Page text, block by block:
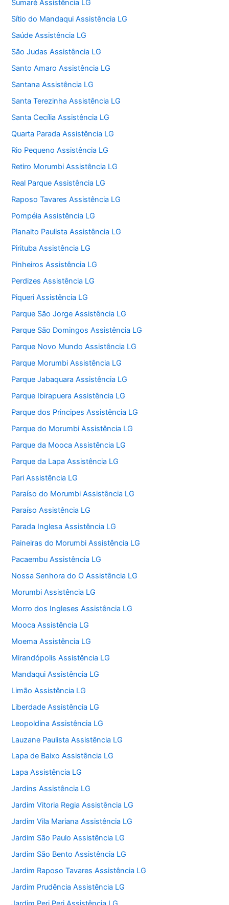
Sumaré Assistência LG
Sítio do Mandaqui Assistência LG
Saúde Assistência LG
São Judas Assistência LG
Santo Amaro Assistência LG
Santana Assistência LG
Santa Terezinha Assistência LG
Santa Cecília Assistência LG
Quarta Parada Assistência LG
Rio Pequeno Assistência LG
Retiro Morumbi Assistência LG
Real Parque Assistência LG
Raposo Tavares Assistência LG
Pompéia Assistência LG
Planalto Paulista Assistência LG
Pirituba Assistência LG
Pinheiros Assistência LG
Perdizes Assistência LG
Piqueri Assistência LG
Parque São Jorge Assistência LG
Parque São Domingos Assistência LG
Parque Novo Mundo Assistência LG
Parque Morumbi Assistência LG
Parque Jabaquara Assistência LG
Parque Ibirapuera Assistência LG
Parque dos Principes Assistência LG
Parque do Morumbi Assistência LG
Parque da Mooca Assistência LG
Parque da Lapa Assistência LG
Pari Assistência LG
Paraíso do Morumbi Assistência LG
Paraíso Assistência LG
Parada Inglesa Assistência LG
Paineiras do Morumbi Assistência LG
Pacaembu Assistência LG
Nossa Senhora do O Assistência LG
Morumbi Assistência LG
Morro dos Ingleses Assistência LG
Mooca Assistência LG
Moema Assistência LG
Mirandópolis Assistência LG
Mandaqui Assistência LG
Limão Assistência LG
Liberdade Assistência LG
Leopoldina Assistência LG
Lauzane Paulista Assistência LG
Lapa de Baixo Assistência LG
Lapa Assistência LG
Jardins Assistência LG
Jardim Vitoria Regia Assistência LG
Jardim Vila Mariana Assistência LG
Jardim São Paulo Assistência LG
Jardim São Bento Assistência LG
Jardim Raposo Tavares Assistência LG
Jardim Prudência Assistência LG